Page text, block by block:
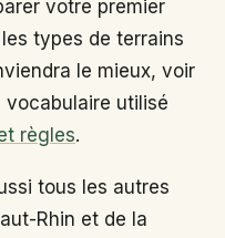
votre premier
types de terrains
le mieux, voir
vocabulaire utilisé
règles.
tous les autres
Rhin et de la